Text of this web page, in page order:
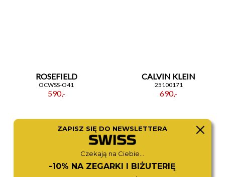
ROSEFIELD
OCWSS-O41
590,-
CALVIN KLEIN
25100171
690,-
ZAPISZ SIĘ DO NEWSLETTERA
Czekają na Ciebie...
-10% NA ZEGARKI I BIŻUTERIĘ